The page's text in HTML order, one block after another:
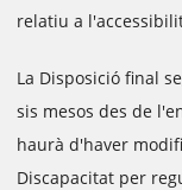
relatiu a
La Disposició final
sis mesos des de
haurà d'haver
Discapacitat per